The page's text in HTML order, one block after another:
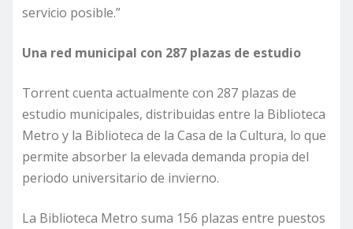
servicio posible.”
Una red municipal con 287 plazas de estudio
Torrent cuenta actualmente con 287 plazas de
estudio municipales, distribuidas entre la Biblioteca
Metro y la Biblioteca de la Casa de la Cultura, lo que
permite absorber la elevada demanda propia del
periodo universitario de invierno.
La Biblioteca Metro suma 156 plazas entre puestos